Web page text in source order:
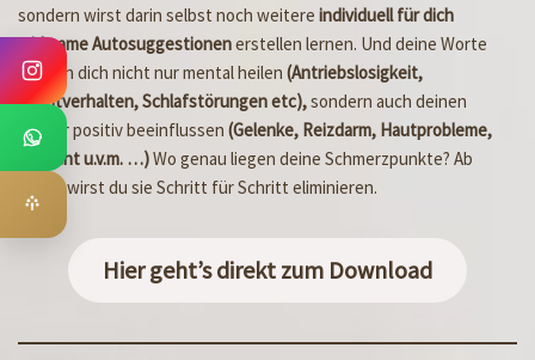
sondern wirst darin selbst noch weitere individuell für dich
wirksame Autosuggestionenerstellen lernen. Und deine Worte
können dich nicht nur mental heilen (Antriebslosigkeit,
Suchtverhalten, Schlafstörungen etc),sondern auch deinen
Körper positiv beeinflussen (Gelenke, Reizdarm, Hautprobleme,
Gewicht u.v.m. …)Wo genau liegen deine Schmerzpunkte? Ab
heute wirst du sie Schritt für Schritt eliminieren.
Hier geht’s direkt zum Download